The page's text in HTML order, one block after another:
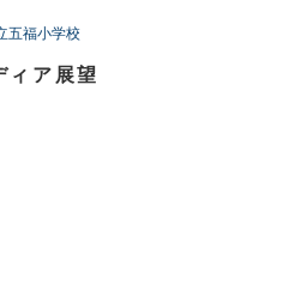
五福小学校
ィア展望